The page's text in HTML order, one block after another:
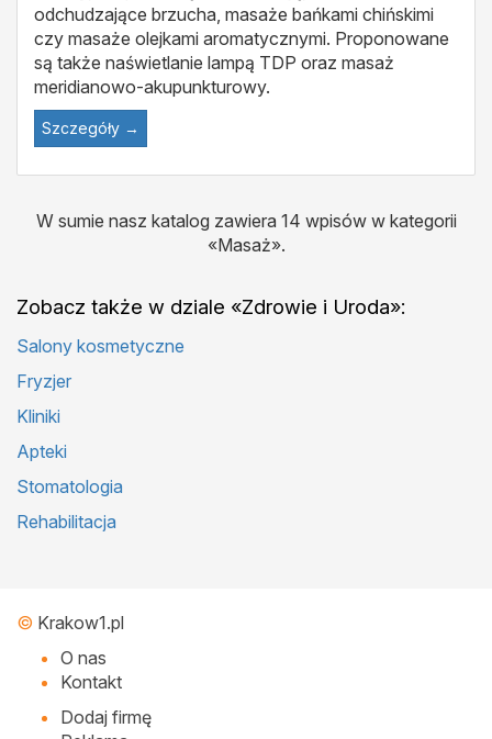
odchudzające brzucha, masaże bańkami chińskimi
czy masaże olejkami aromatycznymi. Proponowane
są także naświetlanie lampą TDP oraz masaż
meridianowo-akupunkturowy.
Szczegóły →
W sumie nasz katalog zawiera 14 wpisów w kategorii
«Masaż».
Zobacz także w dziale «Zdrowie i Uroda»:
Salony kosmetyczne
Fryzjer
Kliniki
Apteki
Stomatologia
Rehabilitacja
© Krakow1.pl
O nas
Kontakt
Dodaj firmę